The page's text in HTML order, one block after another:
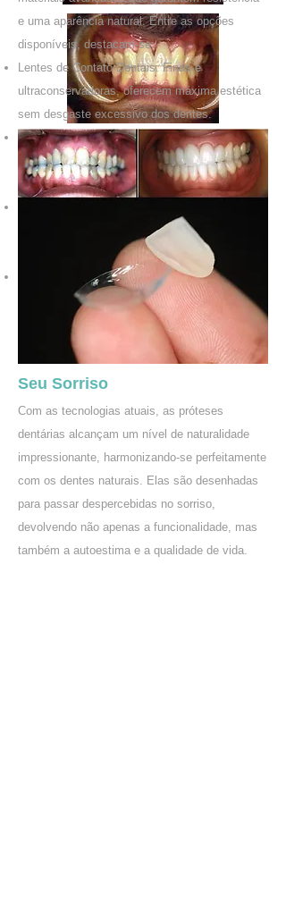
e uma aparência natural. Entre as opções
disponíveis, destacam-se:
Lentes de Contato Dentais: Finas e
ultraconservadoras, oferecem máxima estética
sem desgaste excessivo dos dentes.
Facetas Laminadas Cerâmicas: Corrigem
imperfeições como manchas, desalinhamentos
leves e diastemas com sofisticação.
durabilidade e estética, indicadas para dentes
Coroas Metal-Free: Totalmente livres de metais,
proporcionam alta translucidez e naturalidade,
ideais para dentes frontais.
Naturalidade e Sofisticação no
Seu Sorriso
Com as tecnologias atuais, as próteses
dentárias alcançam um nível de naturalidade
impressionante, harmonizando-se perfeitamente
com os dentes naturais. Elas são desenhadas
para passar despercebidas no sorriso,
devolvendo não apenas a funcionalidade, mas
também a autoestima e a qualidade de vida.